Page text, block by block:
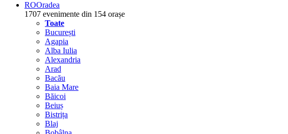
ROOradea
1707 evenimente din 154 orașe
Toate
București
Agapia
Alba Iulia
Alexandria
Arad
Bacău
Baia Mare
Băicoi
Beiuș
Bistrița
Blaj